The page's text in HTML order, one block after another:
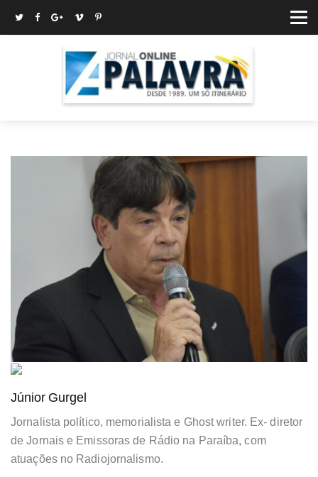
Júnior Gurgel
Jornalista político, memorialista e Ghost writer. Ex- diretor
de Jornais e Emissoras de Rádio na Paraíba, com
atuações no Radiojornalismo.